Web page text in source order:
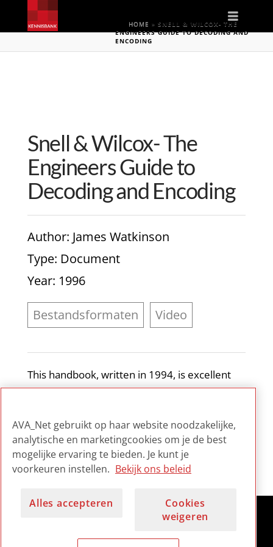
HOME » SNELL & WILCOX- THE
ENGINEERS GUIDE TO DECODING AND
ENCODING
Snell & Wilcox- The
Engineers Guide to
Decoding and Encoding
Author: James Watkinson
Type: Document
Year: 1996
Bestandsformaten Video
This handbook, written in 1994, is excellent
for a historical perspective on analogue
understanding of why digital is the way it is.
AVA_Net gebruikt op haar website noodzakelijke,
analytische en marketingcookies om je de best
mogelijke ervaring te bieden. Je kunt je
voorkeuren instellen. Bekijk ons beleid
Alles accepteren
Cookies
weigeren